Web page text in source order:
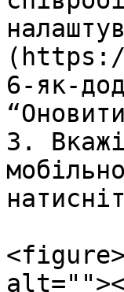
6-як-
3.